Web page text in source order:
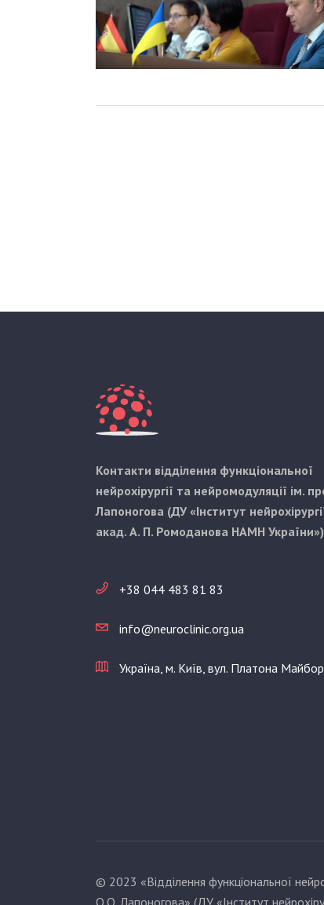
Контакти відділення функціональної
нейрохірургії та нейромодуляції ім.
Лапоногова (ДУ «Інститут
акад. А. П. Ромоданова НАМН України»)
+38 044 483 81 83
info@neuroclinic.org.ua
Україна, м. Київ, вул. Платона
© 2023 «Відділення функціональної
О.О. Лапоногова» (ДУ «Інститут